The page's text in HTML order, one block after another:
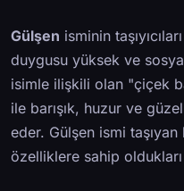
Gülşen isminin
duygusu yüksek ve
isimle ilişkili olan "çiçek
ile barışık, huzur ve
eder. Gülşen ismi
özelliklere sahip